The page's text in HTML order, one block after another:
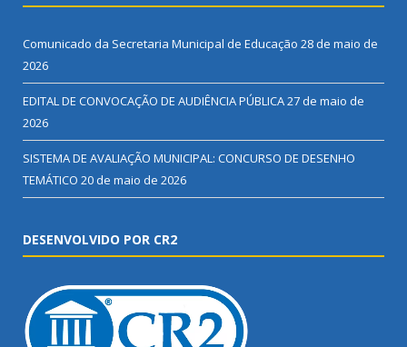
Comunicado da Secretaria Municipal de Educação 28 de maio de
2026
EDITAL DE CONVOCAÇÃO DE AUDIÊNCIA PÚBLICA27 de maio de
2026
SISTEMA DE AVALIAÇÃO MUNICIPAL: CONCURSO DE DESENHO
TEMÁTICO 20 de maio de 2026
DESENVOLVIDO POR CR2